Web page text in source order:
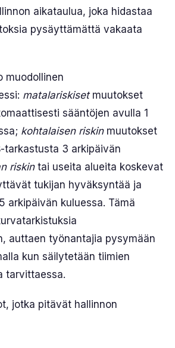
aikataulua, joka hidastaa
pysäyttämättä vakaata
muodollinen
matalariskisetmuutokset
sääntöjen avulla 1
kohtalaisen riskinmuutokset
tarkastusta 3 arkipäivän
riskintai useita alueita koskevat
tukijan hyväksyntää ja
arkipäivän kuluessa. Tämä
auttaen työnantajia pysymään
kun säilytetään tiimien
tarvittaessa.
jotka pitävät hallinnon